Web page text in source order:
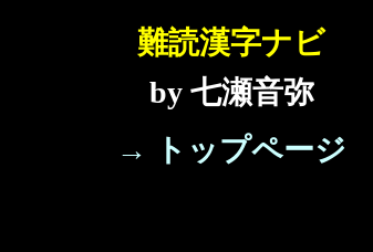
難読漢字ナビ
by 七瀬音弥
→ トップページ